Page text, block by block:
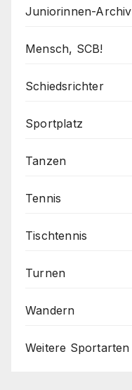
Juniorinnen-Archiv
Mensch, SCB!
Schiedsrichter
Sportplatz
Tanzen
Tennis
Tischtennis
Turnen
Wandern
Weitere Sportarten